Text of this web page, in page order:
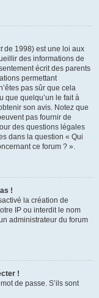
de 1998) est une loi aux
des informations de
écrit des parents
permettant
pas sûr que cela
que quelqu’un le fait à
son avis. Notez que
pas fournir de
des questions légales
dans la question « Qui
ce forum ? ».
!
la création de
IP ou interdit le nom
administrateur du forum
!
de passe. S’ils sont